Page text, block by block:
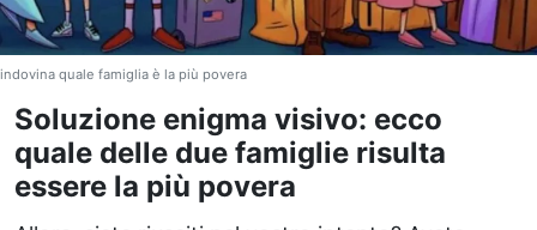
indovina quale famiglia è la più povera
Soluzione enigma visivo: ecco
quale delle due famiglie risulta
essere la più povera